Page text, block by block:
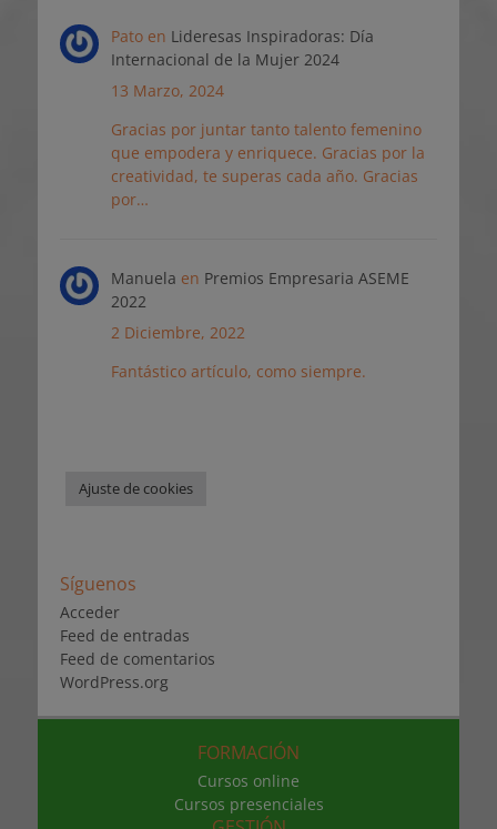
Patoen Lideresas Inspiradoras: Día
Internacional de la Mujer 2024
13 Marzo, 2024
Gracias por juntar tanto talento femenino
que empodera y enriquece. Gracias por la
creatividad, te superas cada año. Gracias
por…
Manuela en Premios Empresaria ASEME
2022
2 Diciembre, 2022
Fantástico artículo, como siempre.
Ajuste de cookies
Síguenos
Acceder
Feed de entradas
Feed de comentarios
WordPress.org
FORMACIÓN
Cursos online
Cursos presenciales